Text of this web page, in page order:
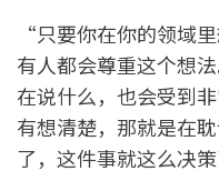
“只要你在你的领域
有人都会尊重这个想
在说什么，也会受到
有想清楚，那就是在
了，这件事就这么决